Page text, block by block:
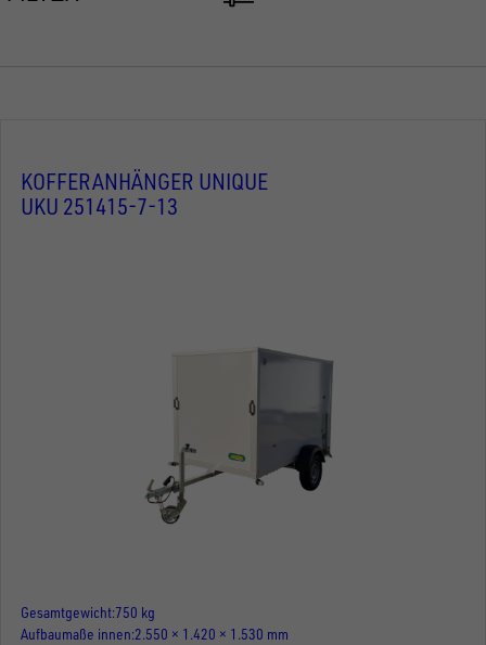
KOFFERANHÄNGER UNIQUE
UKU 251415-7-13
Gesamtgewicht 750 kg
Aufbaumaße innen 2.550 × 1.420 × 1.530 mm